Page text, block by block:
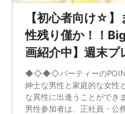
【初心者向け☆
性残り僅か！！
画紹介中】週末プ
◆◇◆◇パーティーの
紳士な男性と家庭的な女性
な異性に出逢うことができま
男性参加者は、正社員・公